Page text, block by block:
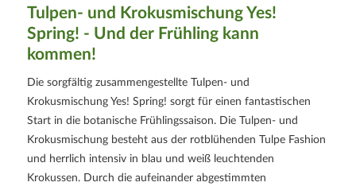
Tulpen- und Krokusmischung Yes!
Spring! - Und der Frühling kann
kommen!
Die sorgfältig zusammengestellte Tulpen- und
Krokusmischung Yes! Spring! sorgt für einen fantastischen
Start in die botanische Frühlingssaison. Die Tulpen- und
Krokusmischung besteht aus der rotblühenden Tulpe Fashion
und herrlich intensiv in blau und weiß leuchtenden
Krokussen. Durch die aufeinander abgestimmten